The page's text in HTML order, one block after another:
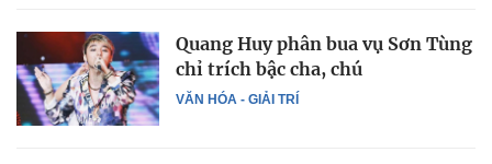
VĂN HÓA - GIẢI TRÍ
Quang Huy phân bua vụ Sơn Tùng
chỉ trích bậc cha, chú